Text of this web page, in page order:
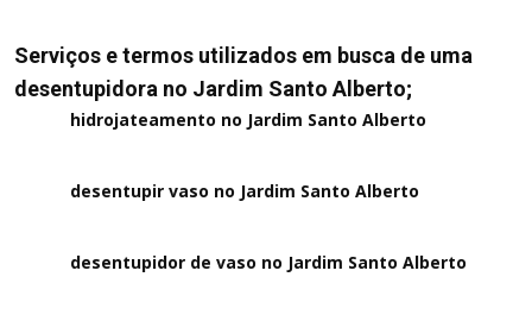
Serviços e termos utilizados em busca de uma
desentupidora no Jardim Santo Alberto;
hidrojateamento no Jardim Santo Alberto
desentupir vaso no Jardim Santo Alberto
desentupidor de vaso no Jardim Santo Alberto